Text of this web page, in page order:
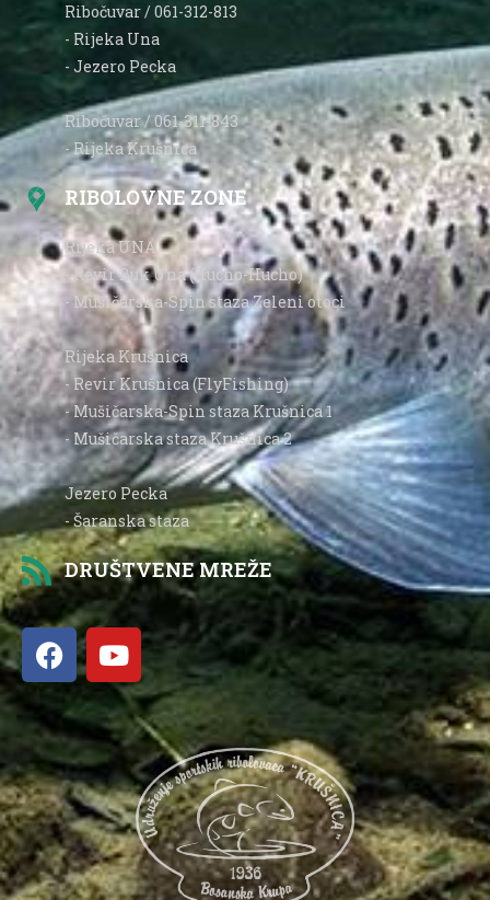
Ribočuvar / 061-312-813
- Rijeka Una
- Jezero Pecka
Ribočuvar / 061-311-843
- Rijeka Krušnica
RIBOLOVNE ZONE
Rijeka UNA
- Revir Buk Una (Hucho-Hucho)
- Mušičarska-Spin staza Zeleni otoci
Rijeka Krušnica
- Revir Krušnica (FlyFishing)
- Mušičarska-Spin staza Krušnica 1
- Mušičarska staza Krušnica 2
Jezero Pecka
- Šaranska staza
DRUŠTVENE MREŽE